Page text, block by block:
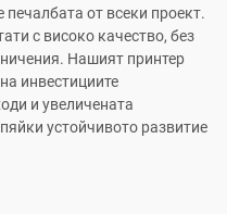
от всеки проект.
с високо качество, без
Нашият принтер
инвестициите
и увеличената
устойчивото развитие